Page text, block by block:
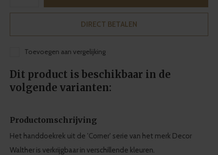
DIRECT BETALEN
Toevoegen aan vergelijking
Dit product is beschikbaar in de
volgende varianten:
Productomschrijving
Het handdoekrek uit de 'Corner' serie van het merk Decor
Walther is verkrijgbaar in verschillende kleuren.